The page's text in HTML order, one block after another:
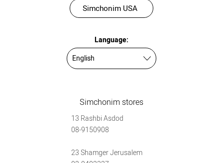
Simchonim USA
Language:
Simchonim stores
13 Rashbi Asdod
08-9150908
23 Shamger Jerusalem